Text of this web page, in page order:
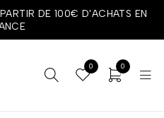
DE 100€ D'ACHATS EN
0 0